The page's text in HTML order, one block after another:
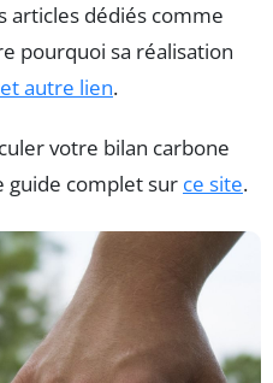
articles dédiés comme
pourquoi sa réalisation
autre lien.
votre bilan carbone
guide complet sur ce site.